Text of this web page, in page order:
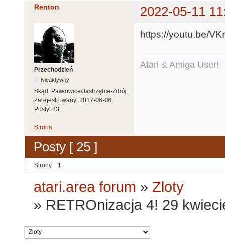
Renton 2022-05-11
Przechodzień
Nieaktywny
Skąd: Pawłowice/Jastrzębie-Zdrój
Zarejestrowany: 2017-06-06
Posty: 83
https://youtu.be/
Atari & Amiga User!
Strona
Posty [ 25 ]
Strony 1
atari.area forum » Zloty
» RETROnizacja 4! 29